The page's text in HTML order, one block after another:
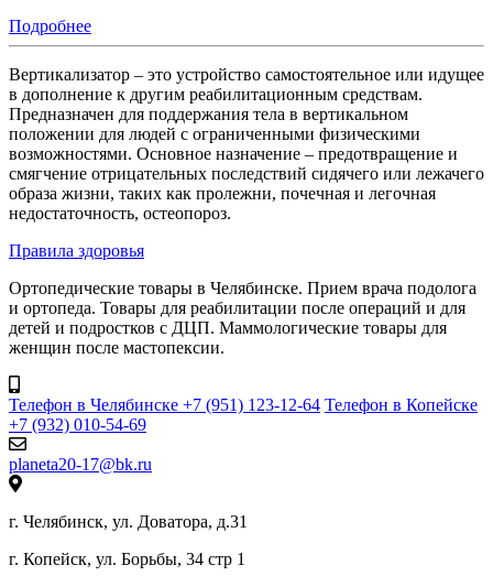
Подробнее
Вертикализатор – это устройство самостоятельное или идущее
в дополнение к другим реабилитационным средствам.
Предназначен для поддержания тела в вертикальном
положении для людей с ограниченными физическими
возможностями. Основное назначение – предотвращение и
смягчение отрицательных последствий сидячего или лежачего
образа жизни, таких как пролежни, почечная и легочная
недостаточность, остеопороз.
Правила здоровья
Ортопедические товары в Челябинске. Прием врача подолога
и ортопеда. Товары для реабилитации после операций и для
детей и подростков с ДЦП. Маммологические товары для
женщин после мастопексии.
Телефон в Челябинске +7 (951) 123-12-64 Телефон в Копейске
+7 (932) 010-54-69
planeta20-17@bk.ru
г. Челябинск, ул. Доватора, д.31
г. Копейск, ул. Борьбы, 34 стр 1